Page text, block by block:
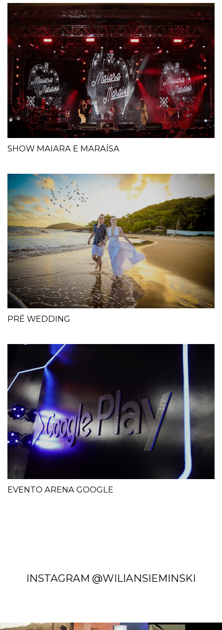
SHOW MAIARA E MARAÍSA
PRÉ WEDDING
EVENTO ARENA GOOGLE
INSTAGRAM @WILIANSIEMINSKI